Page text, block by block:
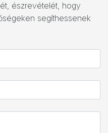
észrevételét, hogy
segíthessenek